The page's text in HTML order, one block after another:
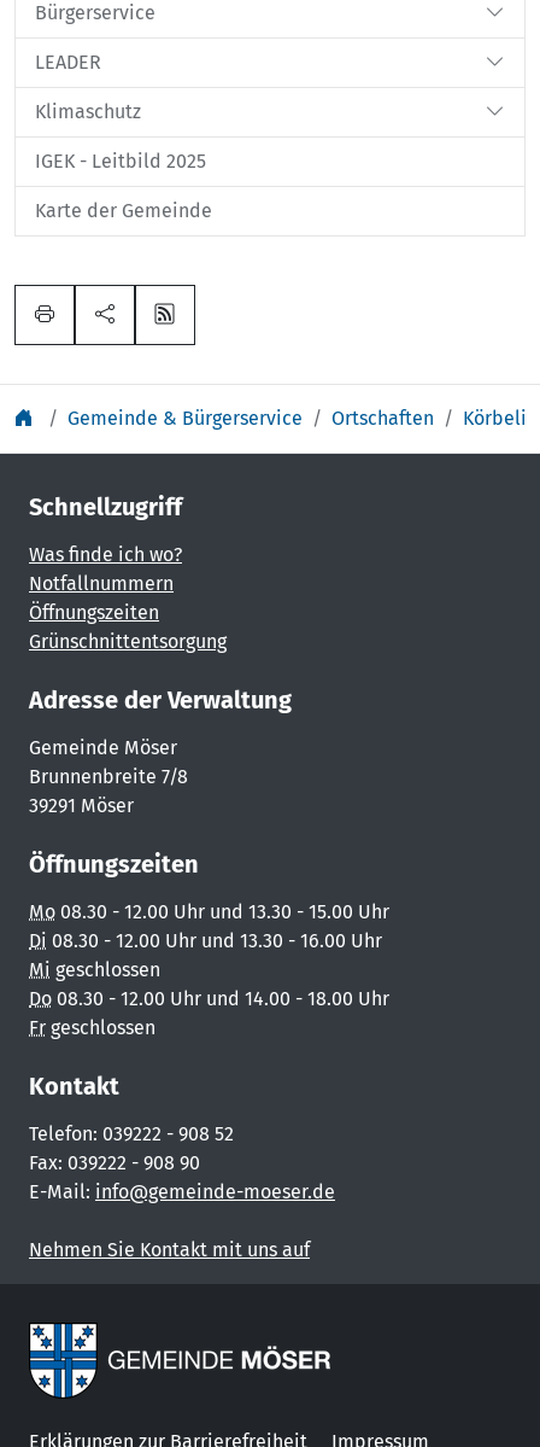
Bürgerservice
LEADER
Klimaschutz
IGEK - Leitbild 2025
Karte der Gemeinde
Gemeinde & Bürgerservice Ortschaften
Schnellzugriff
Was finde ich wo?
Notfallnummern
Öffnungszeiten
Grünschnittentsorgung
Adresse der Verwaltung
Gemeinde Möser
Brunnenbreite 7/8
39291 Möser
Öffnungszeiten
Mo 08.30 - 12.00 Uhr und 13.30 - 15.00 Uhr
Di 08.30 - 12.00 Uhr und 13.30 - 16.00 Uhr
Mi geschlossen
Do 08.30 - 12.00 Uhr und 14.00 - 18.00 Uhr
Fr geschlossen
Kontakt
Telefon: 039222 - 908 52
Fax: 039222 - 908 90
E-Mail: info@gemeinde-moeser.de
Nehmen Sie Kontakt mit uns auf
Erklärungen zur Barrierefreiheit Impressum